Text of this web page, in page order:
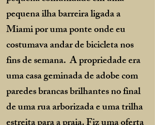
pequena ilha barreira ligada a
Miami por uma ponte onde eu
costumava andar de bicicleta nos
fins de semana. A propriedade era
uma casa geminada de adobe com
paredes brancas brilhantes no final
de uma rua arborizada e uma trilha